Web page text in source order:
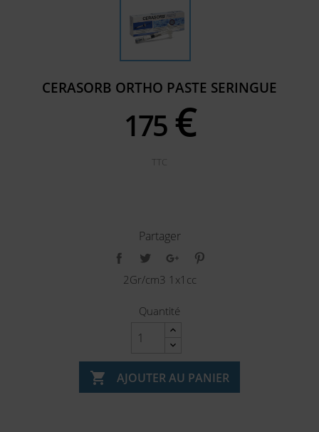
CERASORB ORTHO PASTE SERINGUE
175 €
TTC
Partager
2Gr/cm3 1x1cc
Quantité
 AJOUTER AU PANIER